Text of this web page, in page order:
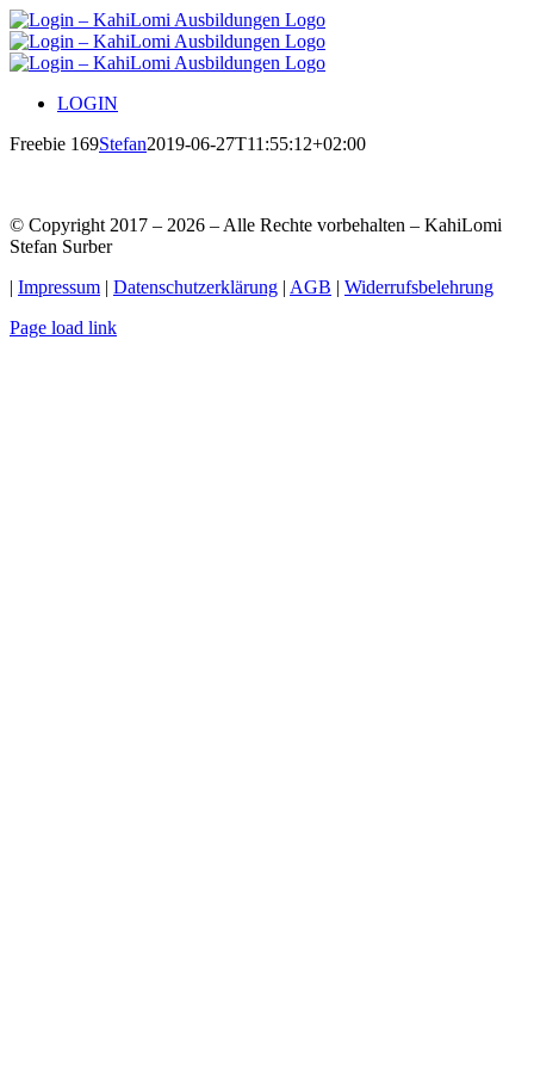
Zum
Inhalt
springen
LOGIN
Freebie 169Stefan2019-06-27T11:55:12+02:00
© Copyright 2017 – 2026 – Alle Rechte vorbehalten – KahiLomi
Stefan Surber
| Impressum | Datenschutzerklärung | AGB | Widerrufsbelehrung
Page load link